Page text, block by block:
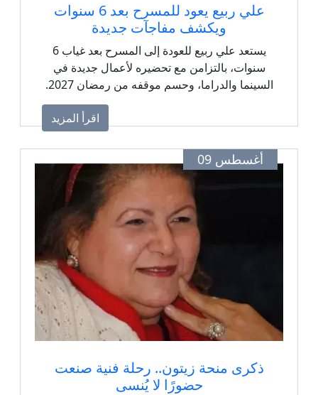
علي ربيع يعود للمسرح بعد 6 سنوات
ويكشف مفاجآت جديدة
يستعد علي ربيع للعودة إلى المسرح بعد غياب 6
سنوات، بالتزامن مع تحضيره لأعمال جديدة في
السينما والدراما، وحسم موقفه من رمضان 2027.
اقرأ المزيد
أغسطس 09
ذكرى منحة زيتون.. رحلة فنية صنعت
حضورًا لا يُنسى